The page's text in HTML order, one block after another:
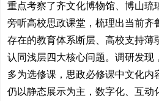
重点考察了齐文化博物馆、博山琉
旁听高校思政课堂，梳理出当前齐
存在的教育体系断层、高校支持薄
认同浅层四大核心问题。调研发现
多为选修课，思政必修课中文化内
仍以静态展示为主，数字化、互动